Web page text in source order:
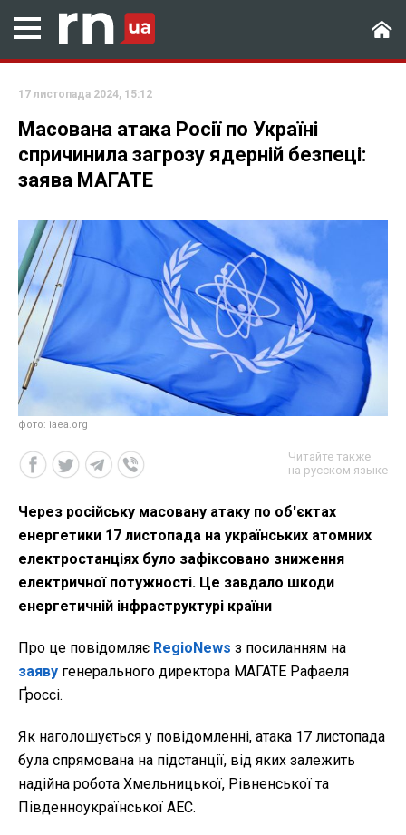
17 листопада 2024, 15:12
Масована атака Росії по Україні
спричинила загрозу ядерній безпеці:
заява МАГАТЕ
фото: iaea.org
Читайте также
на русском языке
Через російську масовану атаку по об'єктах
енергетики 17 листопада на українських атомних
електростанціях було зафіксовано зниження
електричної потужності. Це завдало шкоди
енергетичній інфраструктурі країни
Про це повідомляє RegioNews з посиланням на
заяву генерального директора МАГАТЕ Рафаеля
Ґроссі.
Як наголошується у повідомленні, атака 17 листопада
була спрямована на підстанції, від яких залежить
надійна робота Хмельницької, Рівненської та
Південноукраїнської АЕС.